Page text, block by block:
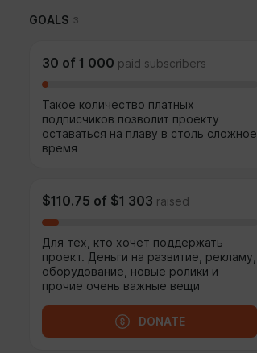
GOALS 3
30 of 1 000 paid subscribers
Такое количество платных
подписчиков позволит проекту
оставаться на плаву в столь сложное
время
$110.75 of $1 303 raised
Для тех, кто хочет поддержать
проект. Деньги на развитие, рекламу,
оборудование, новые ролики и
прочие очень важные вещи
DONATE